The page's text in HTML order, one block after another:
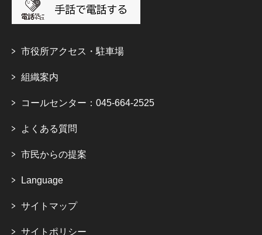
市役所アクセス・駐車場
組織案内
コールセンター：045-664-2525
よくある質問
市民からの提案
Language
サイトマップ
サイトポリシー